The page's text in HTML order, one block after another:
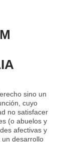
sino un
cuyo
no satisfacer
(o abuelos y
afectivas y
desarrollo